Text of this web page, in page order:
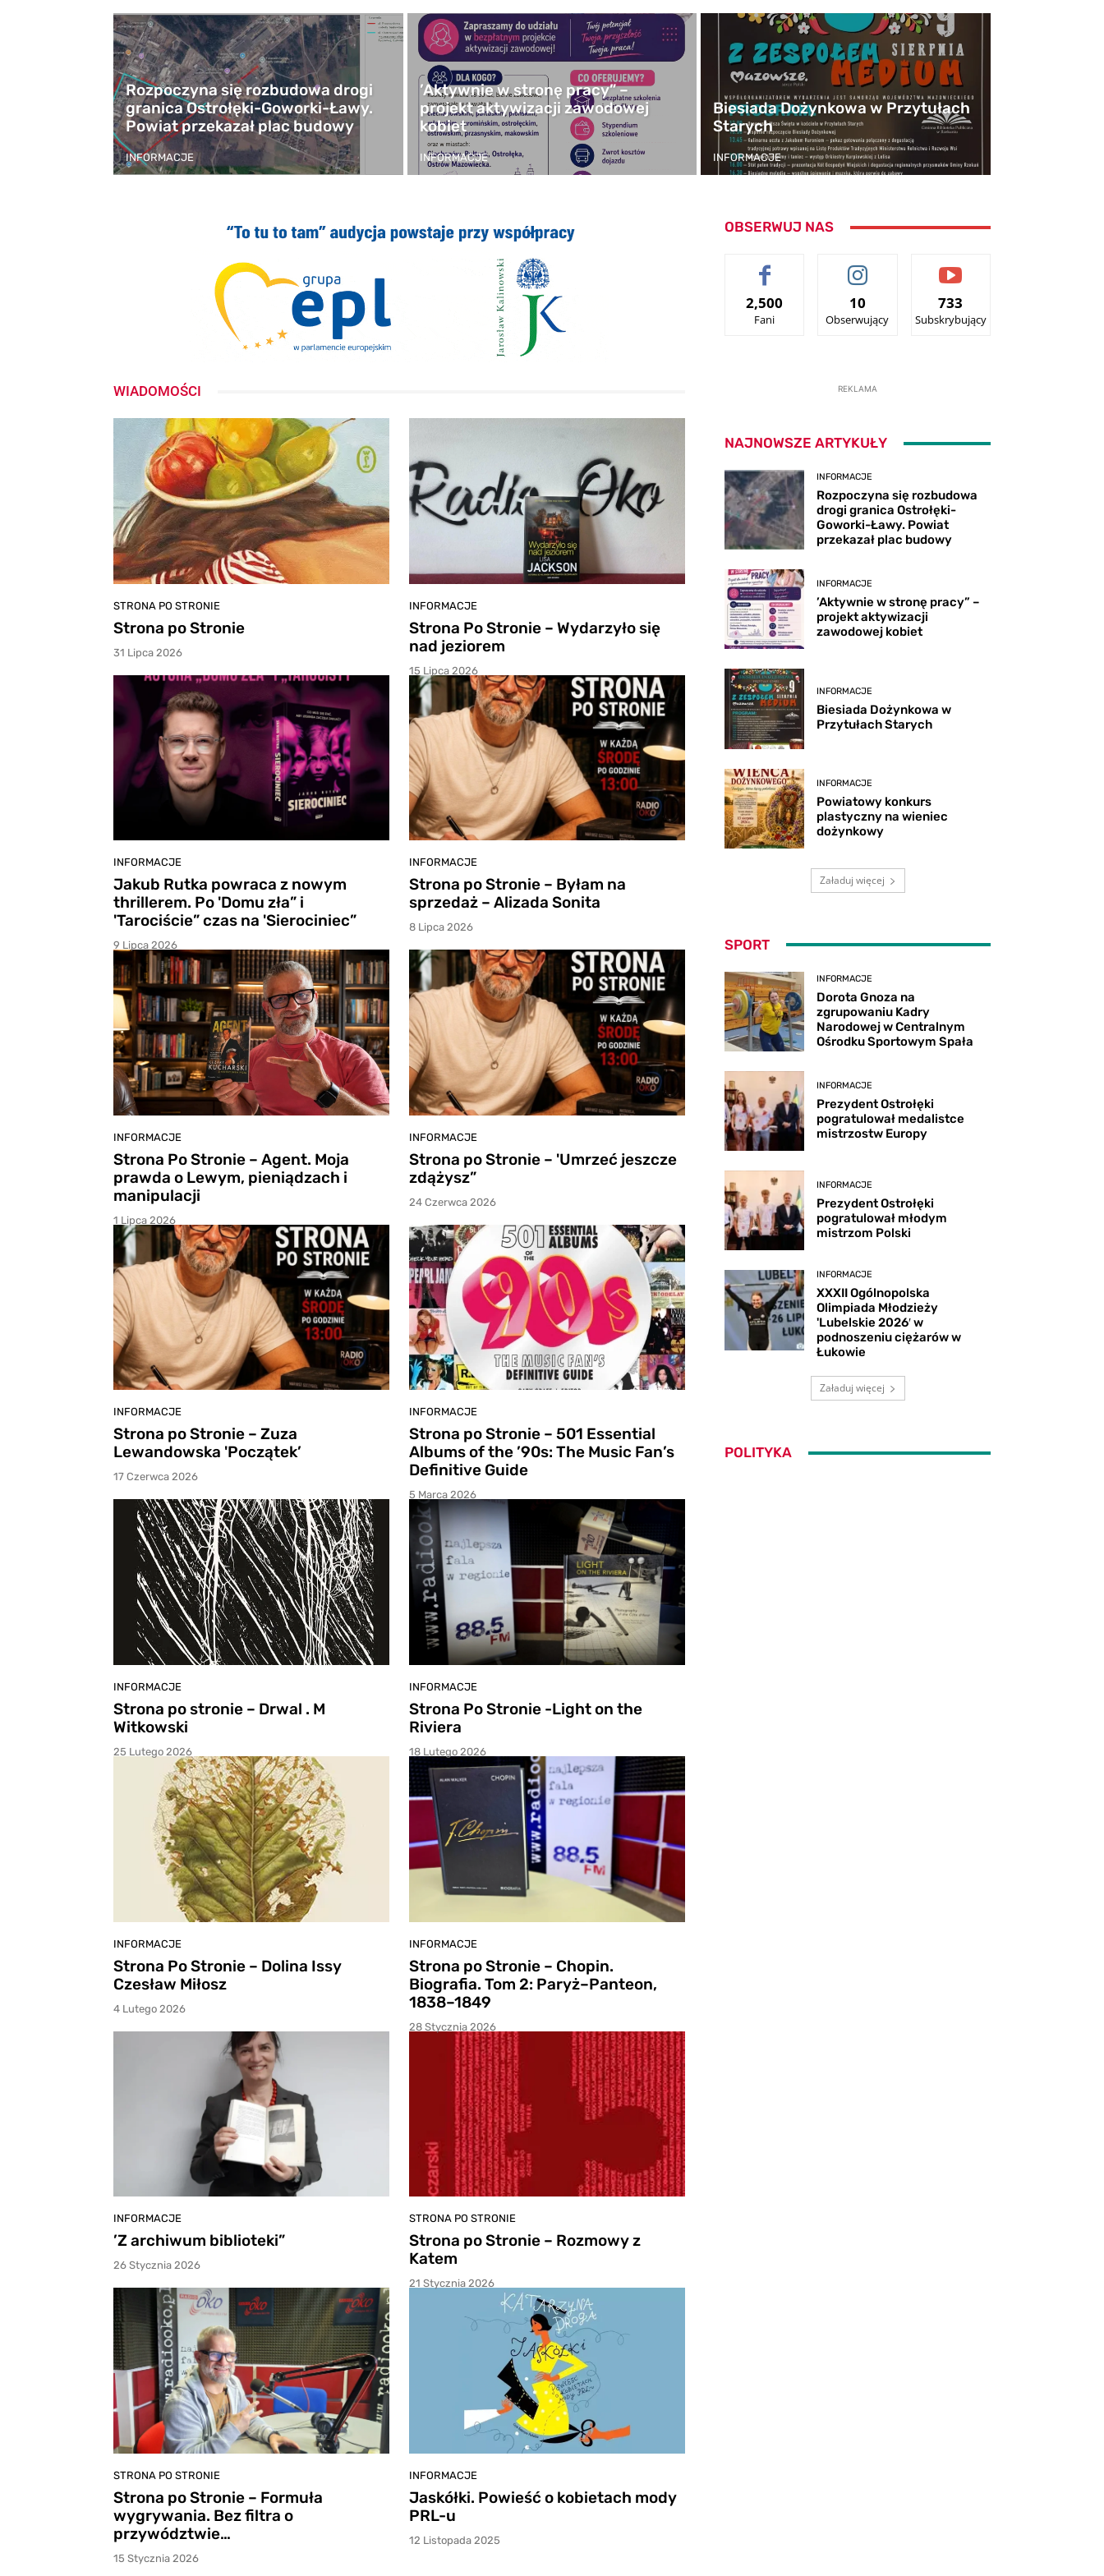
Rozpoczyna się rozbudowa drogi
granica Ostrołęki-Goworki-Ławy.
Powiat przekazał plac budowy
INFORMACJE
’Aktywnie w stronę pracy” –
projekt aktywizacji zawodowej
kobiet
INFORMACJE
Biesiada Dożynkowa w Przytułach
Starych
INFORMACJE
WIADOMOŚCI
STRONA PO STRONIE
Strona po Stronie
31 Lipca 2026
INFORMACJE
Strona Po Stronie – Wydarzyło się
nad jeziorem
15 Lipca 2026
INFORMACJE
Jakub Rutka powraca z nowym
thrillerem. Po 'Domu zła” i
'Tarociście” czas na 'Sierociniec”
9 Lipca 2026
INFORMACJE
Strona po Stronie – Byłam na
sprzedaż – Alizada Sonita
8 Lipca 2026
INFORMACJE
Strona Po Stronie – Agent. Moja
prawda o Lewym, pieniądzach i
manipulacji
1 Lipca 2026
INFORMACJE
Strona po Stronie – 'Umrzeć jeszcze
zdążysz”
24 Czerwca 2026
INFORMACJE
Strona po Stronie – Zuza
Lewandowska 'Początek’
17 Czerwca 2026
INFORMACJE
Strona po Stronie – 501 Essential
Albums of the ’90s: The Music Fan’s
Definitive Guide
5 Marca 2026
INFORMACJE
Strona po stronie – Drwal . M
Witkowski
25 Lutego 2026
INFORMACJE
Strona Po Stronie -Light on the
Riviera
18 Lutego 2026
INFORMACJE
Strona Po Stronie – Dolina Issy
Czesław Miłosz
4 Lutego 2026
INFORMACJE
Strona po Stronie – Chopin.
Biografia. Tom 2: Paryż–Panteon,
1838–1849
28 Stycznia 2026
INFORMACJE
’Z archiwum biblioteki”
26 Stycznia 2026
STRONA PO STRONIE
Strona po Stronie – Rozmowy z
Katem
21 Stycznia 2026
STRONA PO STRONIE
Strona po Stronie – Formuła
wygrywania. Bez filtra o
przywództwie…
15 Stycznia 2026
INFORMACJE
Jaskółki. Powieść o kobietach mody
PRL-u
12 Listopada 2025
OBSERWUJ NAS
2,500
Fani
10
Obserwujący
733
Subskrybujący
REKLAMA
NAJNOWSZE ARTYKUŁY
INFORMACJE
Rozpoczyna się rozbudowa
drogi granica Ostrołęki-
Goworki-Ławy. Powiat
przekazał plac budowy
INFORMACJE
’Aktywnie w stronę pracy” –
projekt aktywizacji
zawodowej kobiet
INFORMACJE
Biesiada Dożynkowa w
Przytułach Starych
INFORMACJE
Powiatowy konkurs
plastyczny na wieniec
dożynkowy
Załaduj więcej
SPORT
INFORMACJE
Dorota Gnoza na
zgrupowaniu Kadry
Narodowej w Centralnym
Ośrodku Sportowym Spała
INFORMACJE
Prezydent Ostrołęki
pogratulował medalistce
mistrzostw Europy
INFORMACJE
Prezydent Ostrołęki
pogratulował młodym
mistrzom Polski
INFORMACJE
XXXII Ogólnopolska
Olimpiada Młodzieży
'Lubelskie 2026′ w
podnoszeniu ciężarów w
Łukowie
Załaduj więcej
POLITYKA